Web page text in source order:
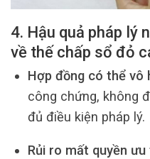
4. Hậu quả pháp lý
về thế chấp sổ đỏ
Hợp đồng có thể vô
công chứng, không
đủ điều kiện pháp lý.
Rủi ro mất quyền